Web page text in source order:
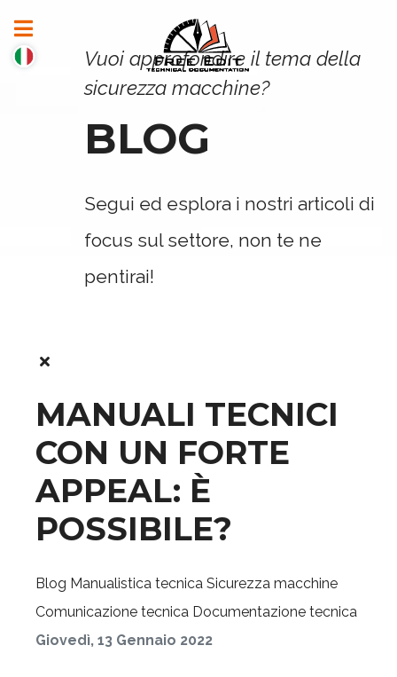
Vuoi approfondire il tema della
sicurezza macchine?
BLOG
Segui ed esplora i nostri articoli di
focus sul settore, non te ne
pentirai!
MANUALI TECNICI
CON UN FORTE
APPEAL: È
POSSIBILE?
Blog Manualistica tecnica Sicurezza macchine
Comunicazione tecnica Documentazione tecnica
Giovedì, 13 Gennaio 2022